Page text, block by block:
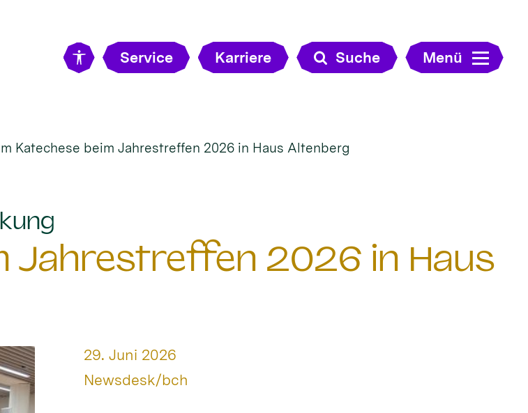
Service Karriere Suche Menü
Katechese beim Jahrestreffen 2026 in Haus Altenberg
Jahrestreffen 2026 in Haus
Datum:
29. Juni 2026
Von:
Newsdesk/bch